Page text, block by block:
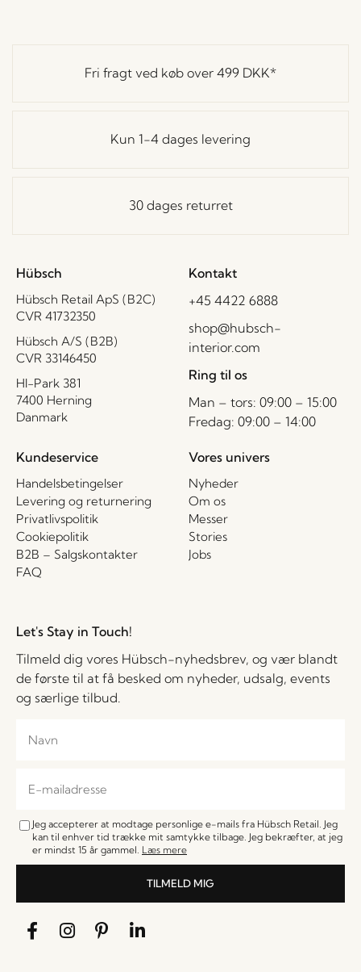
Fri fragt ved køb over 499 DKK*
Kun 1-4 dages levering
30 dages returret
Hübsch
Hübsch Retail ApS (B2C)
CVR 41732350
Hübsch A/S (B2B)
CVR 33146450
HI-Park 381
7400 Herning
Danmark
Kontakt
+45 4422 6888
shop@hubsch-
interior.com
Ring til os
Man – tors: 09:00 – 15:00
Fredag: 09:00 – 14:00
Kundeservice
Handelsbetingelser
Levering og returnering
Privatlivspolitik
Cookiepolitik
B2B – Salgskontakter
FAQ
Vores univers
Nyheder
Om os
Messer
Stories
Jobs
Let's Stay in Touch!
Tilmeld dig vores Hübsch-nyhedsbrev, og vær blandt
de første til at få besked om nyheder, udsalg, events
og særlige tilbud.
Jeg accepterer at modtage personlige e-mails fra Hübsch Retail. Jeg
kan til enhver tid trække mit samtykke tilbage. Jeg bekræfter, at jeg
er mindst 15 år gammel. Læs mere
TILMELD MIG